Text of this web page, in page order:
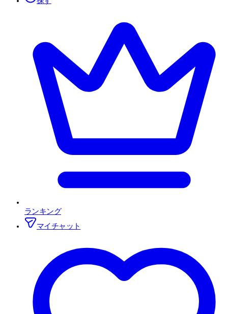
ランキング
マイチャット